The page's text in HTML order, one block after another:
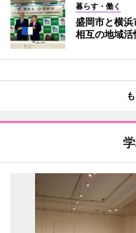
暮らす・働く
盛岡市と横
相互の地域